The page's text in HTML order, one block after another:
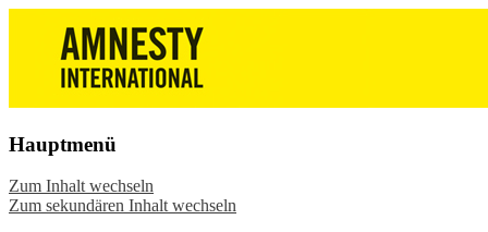
Amnesty International
Wiesbaden – Infos, Adresse,
Gruppentreffen
Die Wiesbadener Amnesty-Gruppen
stellen sich vor, bieten interessante
Veranstaltungen und Aktionen zum
Mitmachen – online oder in der Gruppe.
Sei dabei.
Hauptmenü
Zum Inhalt wechseln
Zum sekundären Inhalt wechseln